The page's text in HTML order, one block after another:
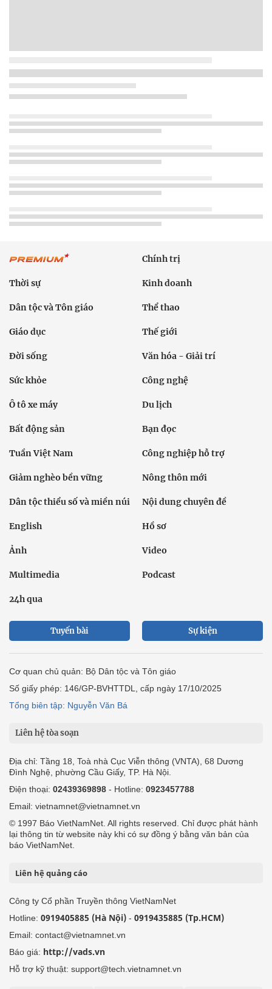
Chính trị
Thời sự Kinh doanh
Dân tộc và Tôn giáo Thể thao
Giáo dục Thế giới
Đời sống Văn hóa - Giải trí
Sức khỏe Công nghệ
Ô tô xe máy Du lịch
Bất động sản Bạn đọc
Tuần Việt Nam Công nghiệp hỗ trợ
Giảm nghèo bền vững Nông thôn mới
Dân tộc thiểu số và miền núi Nội dung chuyên đề
English Hồ sơ
Ảnh Video
Multimedia Podcast
24h qua
Tuyến bài Sự kiện
Cơ quan chủ quản: Bộ Dân tộc và Tôn giáo
Số giấy phép: 146/GP-BVHTTDL, cấp ngày 17/10/2025
Tổng biên tập: Nguyễn Văn Bá
Liên hệ tòa soạn
Địa chỉ: Tầng 18, Toà nhà Cục Viễn thông (VNTA), 68 Dương
Đình Nghệ, phường Cầu Giấy, TP. Hà Nội.
Điện thoại: 02439369898 - Hotline: 0923457788
Email: vietnamnet@vietnamnet.vn
© 1997 Báo VietNamNet. All rights reserved. Chỉ được phát hành
lại thông tin từ website này khi có sự đồng ý bằng văn bản của
báo VietNamNet.
Liên hệ quảng cáo
Công ty Cổ phần Truyền thông VietNamNet
Hotline: 0919405885 (Hà Nội) - 0919435885 (Tp.HCM)
Email: contact@vietnamnet.vn
Báo giá: http://vads.vn
Hỗ trợ kỹ thuật: support@tech.vietnamnet.vn